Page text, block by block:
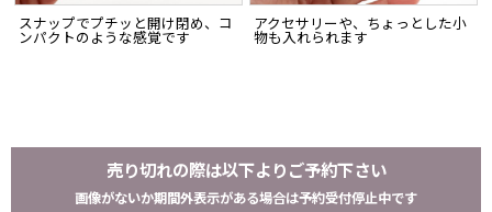
スナップでプチッと開け閉め、コ
ンパクトのような感覚です
アクセサリーや、ちょっとした小
物も入れられます
売り切れの際は以下よりご予約下さい
画像がないか期間外表示がある場合は予約受付停止中です